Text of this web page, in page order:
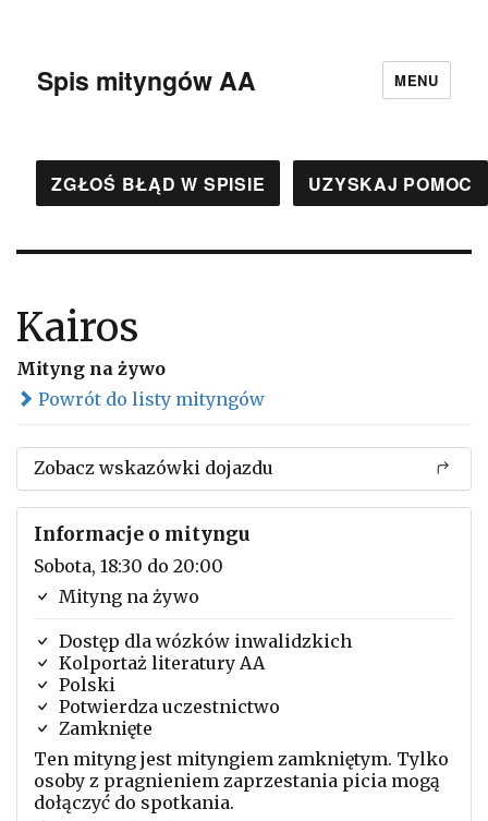
Spis mityngów AA MENU
ZGŁOŚ BŁĄD W SPISIE UZYSKAJ POMOC
Kairos
Mityng na żywo
Powrót do listy mityngów
Zobacz wskazówki dojazdu
Informacje o mityngu
Sobota, 18:30 do 20:00
Mityng na żywo
Dostęp dla wózków inwalidzkich
Kolportaż literatury AA
Polski
Potwierdza uczestnictwo
Zamknięte
Ten mityng jest mityngiem zamkniętym. Tylko
osoby z pragnieniem zaprzestania picia mogą
dołączyć do spotkania.